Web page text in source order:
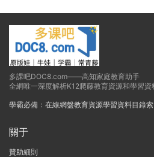
多課吧DOC8.com——高知家庭教育助手
全網唯一深度解析K12爬藤教育資源和學習資
學霸必備：在線網盤教育資源學習資料目錄索
關于
贊助細則